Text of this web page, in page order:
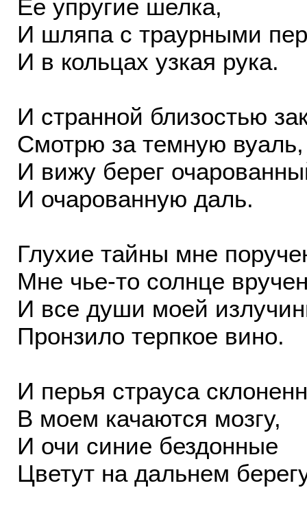
Ее упругие шелка,
И шляпа с траурными
И в кольцах узкая рука.
И странной близостью
Смотрю за темную вуаль,
И вижу берег
И очарованную даль.
Глухие тайны мне
Мне чье-то солнце
И все души моей
Пронзило терпкое вино.
И перья страуса
В моем качаются мозгу,
И очи синие бездонные
Цветут на дальнем